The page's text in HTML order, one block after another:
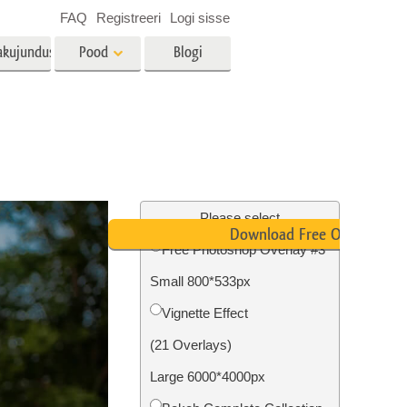
Fotode taastamine
Pood
videoülekatted
Blogi
FAQ Registreeri Logi sisse
Please select
Free Photoshop Overlay #3
Small 800*533px
Vignette Effect
(21 Overlays)
Large 6000*4000px
Download Free Overlay